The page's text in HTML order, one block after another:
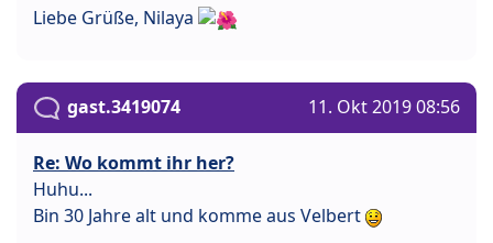
Liebe Grüße, Nilaya
gast.3419074 11. Okt 2019 08:56
Re: Wo kommt ihr her?
Huhu...
Bin 30 Jahre alt und komme aus Velbert